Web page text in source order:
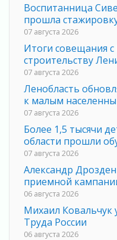
Воспитанница
прошла
07 августа 2026
Итоги совещания
строительству
07 августа 2026
Ленобласть
к малым
07 августа 2026
Более 1,5 тысячи
области прошли
07 августа 2026
Александр
приемной
06 августа 2026
Михаил Ковальчук
Труда России
06 августа 2026